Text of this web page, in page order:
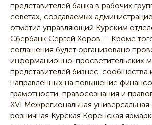
представителей банка в рабочих
советах, создаваемых
отметил управляющий Курским
Сбербанк Сергей Хоров. – Кроме
соглашения будет организовано
информационно-просветительских
представителей бизнес-сообщества
направленных на повышение
грамотности, правосознания и
XVI Межрегиональная
розничная Курская Коренская